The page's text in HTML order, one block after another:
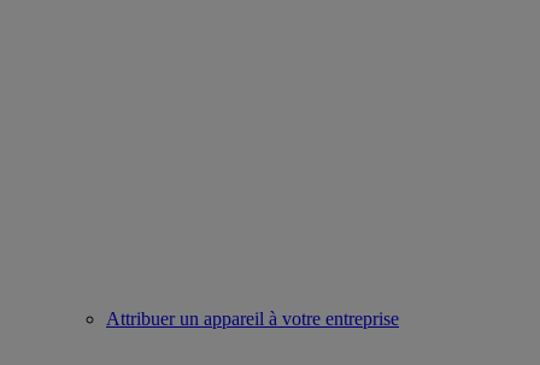
Attribuer un appareil à votre entreprise